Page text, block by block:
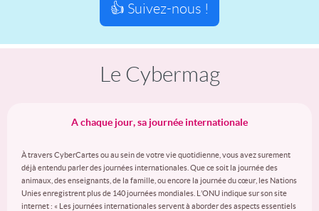
👍 Suivez-nous !
Le Cybermag
A chaque jour, sa journée internationale
À travers CyberCartes ou au sein de votre vie quotidienne, vous avez surement
déjà entendu parler des journées internationales. Que ce soit la journée des
animaux, des enseignants, de la famille, ou encore la journée du cœur, les Nations
Unies enregistrent plus de 140 journées mondiales. L’ONU indique sur son site
internet : « Les journées internationales servent à aborder des aspects essentiels